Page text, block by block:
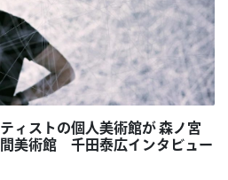
ィストの個人美術館が 森ノ宮
美術館 千田泰広インタビュー